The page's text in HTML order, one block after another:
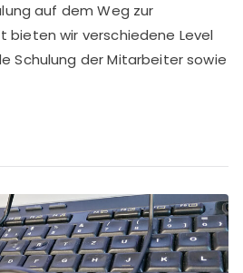
auf dem Weg zur
bieten wir verschiedene Level
Schulung der Mitarbeiter sowie